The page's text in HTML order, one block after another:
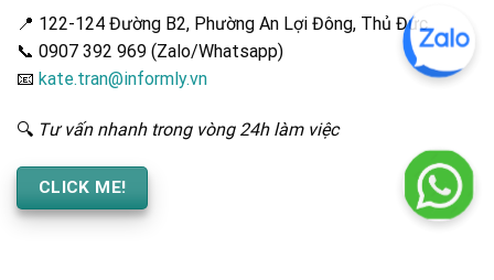
📍 122-124 Đường B2, Phường An Lợi Đông, Thủ Đức
📞 0907 392 969 (Zalo/Whatsapp)
📧 kate.tran@informly.vn
🔍 Tư vấn nhanh trong vòng 24h làm việc
CLICK ME!